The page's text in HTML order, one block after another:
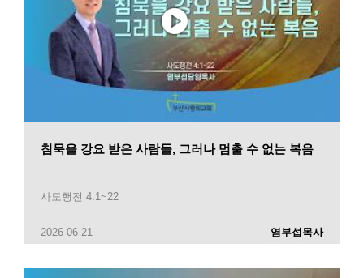
침묵을 강요 받은 사람들, 그러나 멈출 수 없는 복음
사도행전 4:1~22
2026-06-21 염부섭목사